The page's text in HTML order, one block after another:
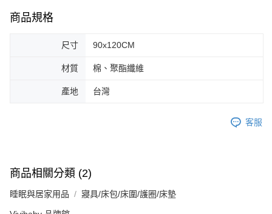
商品規格
尺寸 90x120CM
材質 棉、聚酯纖維
產地 台灣
客服
商品相關分類 (2)
睡眠與居家用品 寢具/床包/床圍/護圈/床墊